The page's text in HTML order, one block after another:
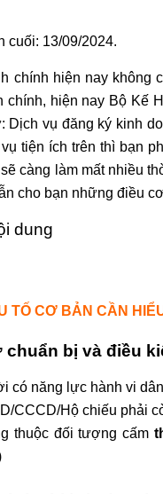
cuối: 13/09/2024.
chính hiện nay
chính, hiện nay Bộ Kế
Dịch vụ đăng ký kinh
tiện ích trên thì bạn
càng làm mất nhiều
cho bạn những điều
dung
TỐ CƠ BẢN CẦN
chuẩn bị và điều
có năng lực hành vi
CCCD/Hộ chiếu phải
thuộc đối tượng cấm